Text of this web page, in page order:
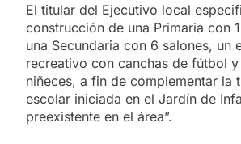
El titular del Ejecutivo local
construcción de una Primaria con
una Secundaria con 6 salones, un
recreativo con canchas de fútbol
niñeces, a fin de complementar la
escolar iniciada en el Jardín de
preexistente en el área”.